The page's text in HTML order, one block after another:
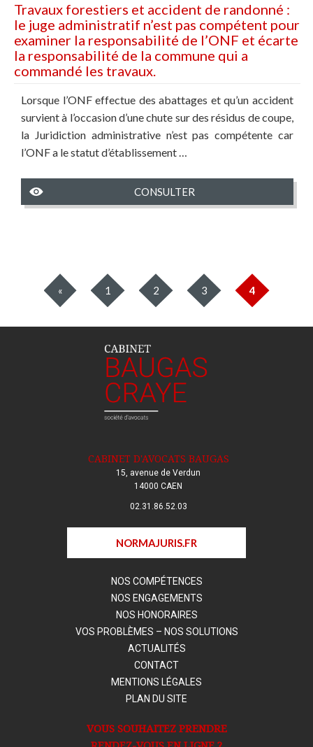
Travaux forestiers et accident de randonné :
le juge administratif n’est pas compétent pour
examiner la responsabilité de l’ONF et écarte
la responsabilité de la commune qui a
commandé les travaux.
Lorsque l’ONF effectue des abattages et qu’un accident
survient à l’occasion d’une chute sur des résidus de coupe,
la Juridiction administrative n’est pas compétente car
l’ONF a le statut d’établissement …
CONSULTER
« 1 2 3 4
CABINET D'AVOCATS BAUGAS
15, avenue de Verdun
14000 CAEN
02.31.86.52.03
NORMAJURIS.FR
NOS COMPÉTENCES
NOS ENGAGEMENTS
NOS HONORAIRES
VOS PROBLÈMES – NOS SOLUTIONS
ACTUALITÉS
CONTACT
MENTIONS LÉGALES
PLAN DU SITE
VOUS SOUHAITEZ PRENDRE